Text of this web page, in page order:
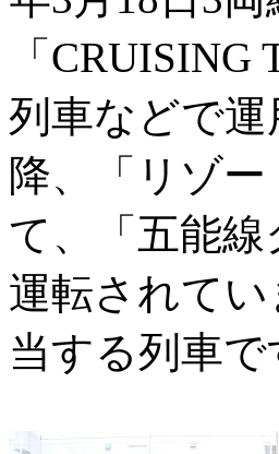
「
列車などで
降、「リゾ
て、「五能
運転されて
当する列車で